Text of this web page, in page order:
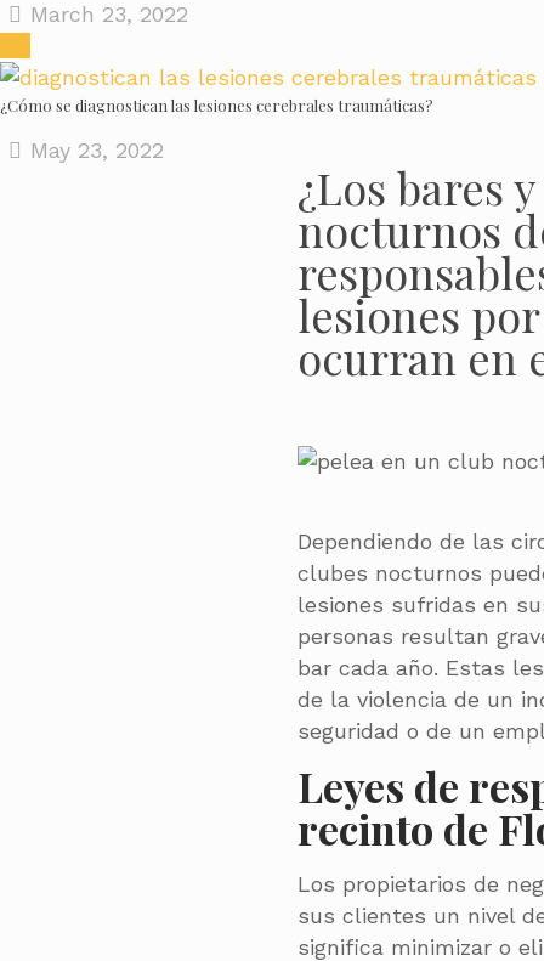
March 23, 2022
¿Cómo se diagnostican las lesiones cerebrales traumáticas?
May 23, 2022
¿Los bares
nocturnos
lesiones
ocurran en
Dependiendo de las
clubes nocturnos
lesiones sufridas en
personas resultan
bar cada año. Estas
de la violencia de un
seguridad o de un
Leyes de
recinto de
Los propietarios de
sus clientes un nivel
significa minimizar o